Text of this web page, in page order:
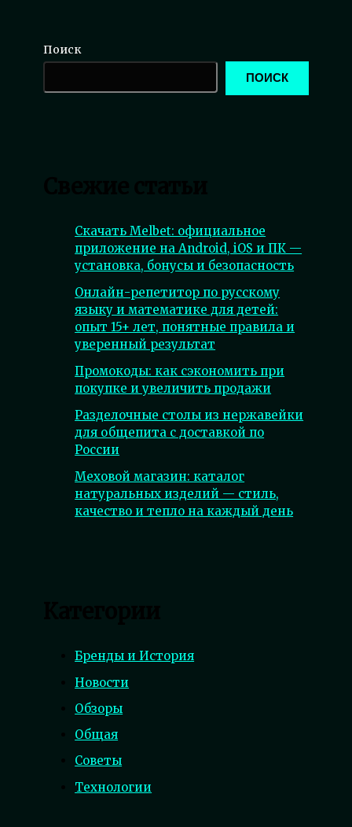
Поиск
ПОИСК
Скачать Melbet: официальное
приложение на Android, iOS и ПК —
установка, бонусы и безопасность
Онлайн-репетитор по русскому
языку и математике для детей:
опыт 15+ лет, понятные правила и
уверенный результат
Промокоды: как сэкономить при
покупке и увеличить продажи
Разделочные столы из нержавейки
для общепита с доставкой по
России
Меховой магазин: каталог
натуральных изделий — стиль,
качество и тепло на каждый день
Бренды и История
Новости
Обзоры
Общая
Советы
Технологии